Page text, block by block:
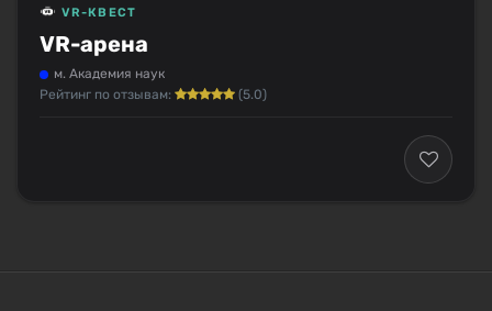
VR-арена
VR-КВЕСТ
м. Академия наук
Рейтинг по отзывам:
(5.0)